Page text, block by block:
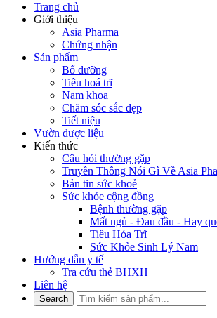
Trang chủ
Giới thiệu
Asia Pharma
Chứng nhận
Sản phẩm
Bổ dưỡng
Tiêu hoá trĩ
Nam khoa
Chăm sóc sắc đẹp
Tiết niệu
Vườn dược liệu
Kiến thức
Câu hỏi thường gặp
Truyền Thông Nói Gì Về Asia
Bản tin sức khoẻ
Sức khỏe cộng đồng
Bệnh thường gặp
Mất ngủ - Đau đầu - Hay
Tiêu Hóa Trĩ
Sức Khỏe Sinh Lý Nam
Hướng dẫn y tế
Tra cứu thẻ BHXH
Liên hệ